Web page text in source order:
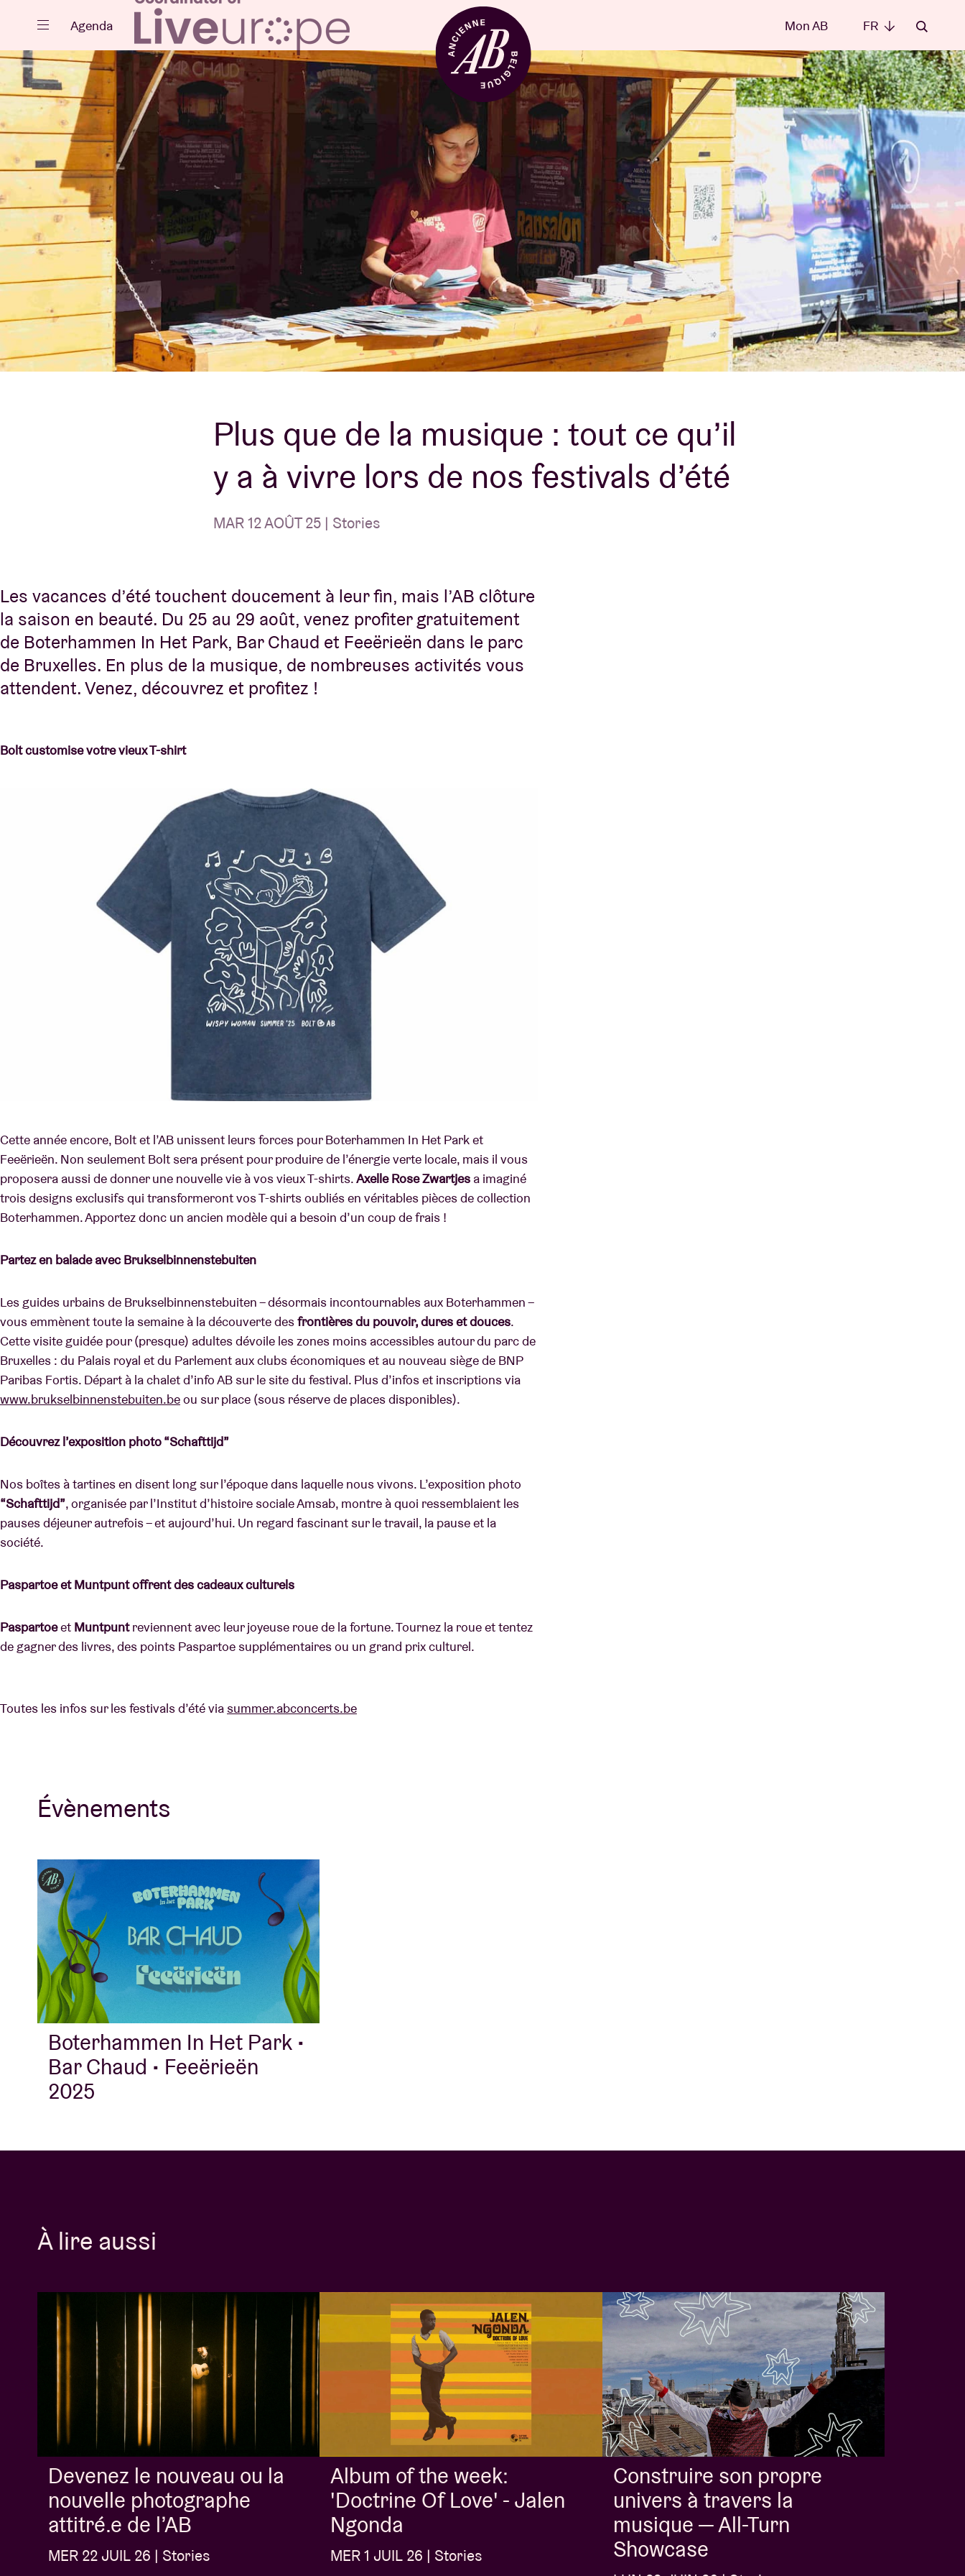
Fermer FR
Agenda
Projets
Actualités
AB ❤ you
Location de salles
BRDCST
ABtv
Chèque-concert
À propos de l'AB
Contact
Agenda Mon AB FR
Plus que de la musique : tout ce qu’il
y a à vivre lors de nos festivals d’été
MAR 12 AOÛT 25 | Stories
Les vacances d’été touchent doucement à leur fin, mais l’AB clôture
la saison en beauté. Du 25 au 29 août, venez profiter gratuitement
de Boterhammen In Het Park, Bar Chaud et Feeërieën dans le parc
de Bruxelles. En plus de la musique, de nombreuses activités vous
attendent. Venez, découvrez et profitez !
Bolt customise votre vieux T-shirt
Cette année encore, Bolt et l’AB unissent leurs forces pour Boterhammen In Het Park et
Feeërieën. Non seulement Bolt sera présent pour produire de l’énergie verte locale, mais il vous
proposera aussi de donner une nouvelle vie à vos vieux T-shirts.Axelle Rose Zwartjes a imaginé
trois designs exclusifs qui transformeront vos T-shirts oubliés en véritables pièces de collection
Boterhammen. Apportez donc un ancien modèle qui a besoin d’un coup de frais !
Partez en balade avec Brukselbinnenstebuiten
Les guides urbains de Brukselbinnenstebuiten – désormais incontournables aux Boterhammen –
vous emmènent toute la semaine à la découverte desfrontières du pouvoir, dures et douces.
Cette visite guidée pour (presque) adultes dévoile les zones moins accessibles autour du parc de
Bruxelles : du Palais royal et du Parlement aux clubs économiques et au nouveau siège de BNP
Paribas Fortis. Départ à la chalet d’info AB sur le site du festival. Plus d’infos et inscriptions via
www.brukselbinnenstebuiten.beou sur place (sous réserve de places disponibles).
Découvrez l’exposition photo “Schafttijd”
Nos boîtes à tartines en disent long sur l’époque dans laquelle nous vivons. L’exposition photo
“Schafttijd”, organisée par l’Institut d’histoire sociale Amsab, montre à quoi ressemblaient les
pauses déjeuner autrefois – et aujourd’hui. Un regard fascinant sur le travail, la pause et la
société.
Paspartoe et Muntpunt offrent des cadeaux culturels
Paspartoeet Muntpuntreviennent avec leur joyeuse roue de la fortune. Tournez la roue et tentez
de gagner des livres, des points Paspartoe supplémentaires ou un grand prix culturel.
Toutes les infos sur les festivals d’été via summer.abconcerts.be
Évènements
Boterhammen In Het Park •
Bar Chaud • Feeërieën
2025
À lire aussi
Devenez le nouveau ou la
nouvelle photographe
attitré.e de l’AB
MER 22 JUIL 26 | Stories
Album of the week:
'Doctrine Of Love' - Jalen
Ngonda
MER 1 JUIL 26 | Stories
Construire son propre
univers à travers la
musique — All-Turn
Showcase